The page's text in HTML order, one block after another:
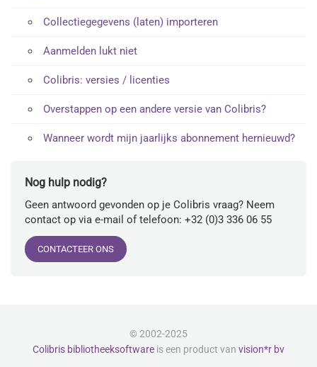
Collectiegegevens (laten) importeren
Aanmelden lukt niet
Colibris: versies / licenties
Overstappen op een andere versie van Colibris?
Wanneer wordt mijn jaarlijks abonnement hernieuwd?
Nog hulp nodig?
Geen antwoord gevonden op je Colibris vraag? Neem
contact op via e-mail of telefoon: +32 (0)3 336 06 55
CONTACTEER ONS
© 2002-2025
Colibris bibliotheeksoftware is een product van vision*r bv